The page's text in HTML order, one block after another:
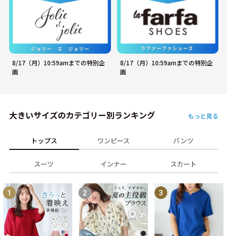
8/17（月）10:59amまでの特別企
画
8/17（月）10:59amまでの特別企
画
大きいサイズのカテゴリー別ランキング
トップス ワンピース パンツ
スーツ インナー スカート
もっと見る
1 2 3